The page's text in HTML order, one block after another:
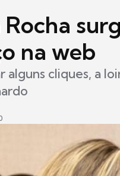
Rocha
na web
alguns cliques, a